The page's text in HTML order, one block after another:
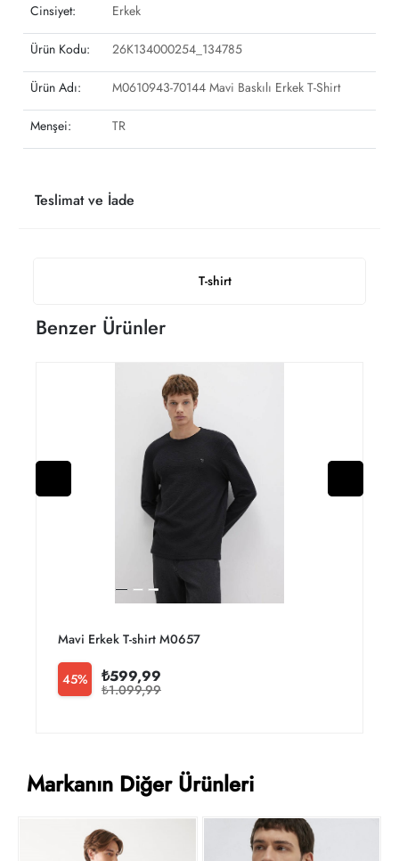
T-shirt
Cinsiyet: Erkek
Ürün Kodu: 26K134000254_134785
Ürün Adı: M0610943-70144 Mavi Baskılı Erkek T-Shirt
Menşei: TR
Teslimat ve İade
Benzer Ürünler
Mavi Erkek T-shirt M065755-900
45% ₺599,99
₺1.099,99
Markanın Diğer Ürünleri